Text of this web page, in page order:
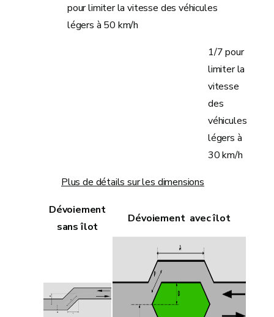
pour limiter la vitesse des véhicules
légers à 50 km/h
1/7 pour
limiter la
vitesse
des
véhicules
légers à
30 km/h
Plus de détails sur les dimensions
Dévoiement
sans îlot
Dévoiement avec îlot